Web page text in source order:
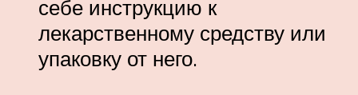
себе инструкцию к
лекарственному средству или
упаковку от него.